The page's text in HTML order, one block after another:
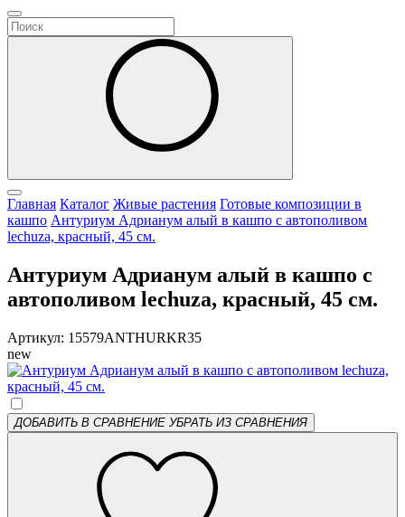
Главная Каталог Живые растения Готовые композиции в
кашпо Антуриум Адрианум алый в кашпо с автополивом
lechuza, красный, 45 см.
Антуриум Адрианум алый в кашпо с
автополивом lechuza, красный, 45 см.
Артикул: 15579ANTHURKR35
new
ДОБАВИТЬ В СРАВНЕНИЕ УБРАТЬ ИЗ СРАВНЕНИЯ